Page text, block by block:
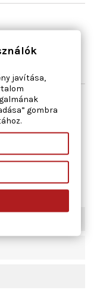
MIHEZ JÓ
javítása,
gombra